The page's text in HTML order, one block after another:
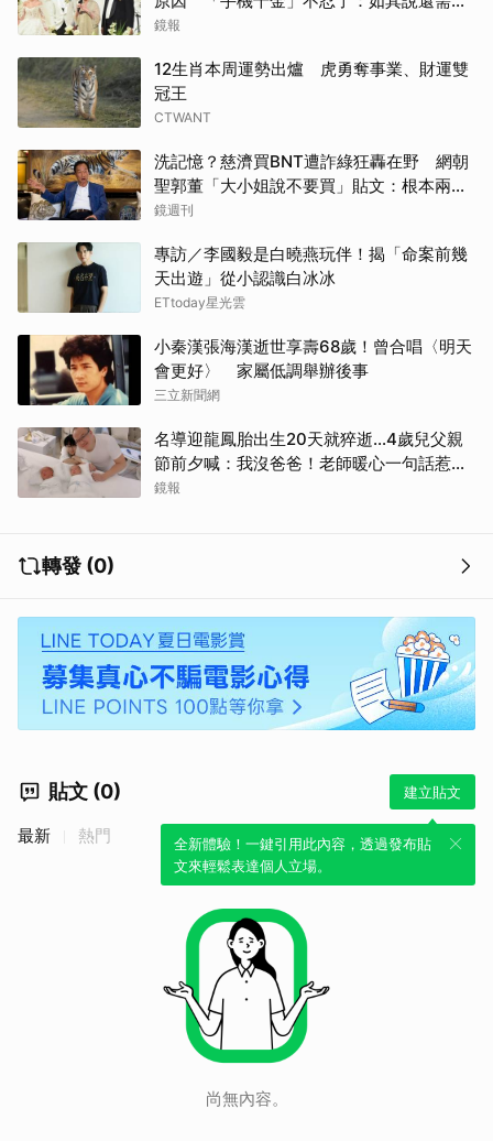
離開嗎？
鏡報
12生肖本周運勢出爐 虎勇奪事業、財運雙
冠王
CTWANT
洗記憶？慈濟買BNT遭詐綠狂轟在野 網朝
聖郭董「大小姐說不要買」貼文：根本兩碼
事
鏡週刊
專訪／李國毅是白曉燕玩伴！揭「命案前幾
天出遊」從小認識白冰冰
ETtoday星光雲
小秦漢張海漢逝世享壽68歲！曾合唱〈明天
會更好〉 家屬低調舉辦後事
三立新聞網
名導迎龍鳳胎出生20天就猝逝...4歲兒父親
節前夕喊：我沒爸爸！老師暖心一句話惹哭
遺孀
鏡報
轉發 (0)
貼文 (0) 建立貼文
全新體驗！一鍵引用此內容，透過發布貼
文來輕鬆表達個人立場。
最新 熱門
尚無內容。